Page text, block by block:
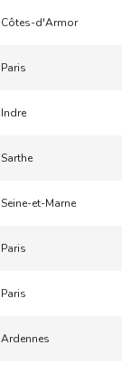
Côtes-d'Armor
Paris
Indre
Sarthe
Seine-et-Marne
Paris
Paris
Ardennes